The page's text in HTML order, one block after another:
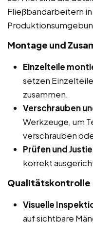
Fließbandarbeitern
Montage und
Einzelteile
setzen
zusammen.
Verschrauben
Werkzeuge, um
verschrauben
Prüfen und
korrekt
Qualitätskontrolle
Visuelle
auf sichtbare